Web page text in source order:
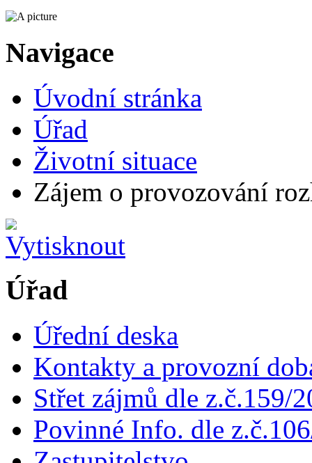
Navigace
Úvodní stránka
Úřad
Životní situace
Zájem o provozování
Úřad
Úřední deska
Kontakty a provozní
Střet zájmů dle z.č.159/
Povinné Info. dle